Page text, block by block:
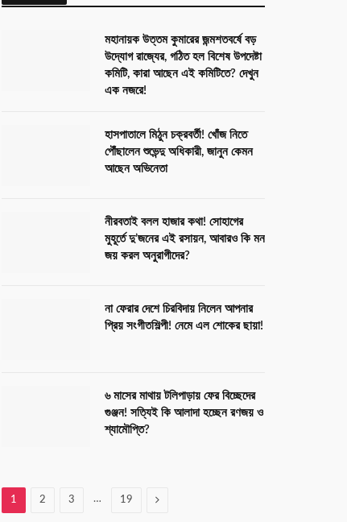
মহানায়ক উত্তম কুমারের জন্মশতবর্ষে বড়
উদ্যোগ রাজ্যের, গঠিত হল বিশেষ উপদেষ্টা
কমিটি, কারা আছেন এই কমিটিতে? দেখুন
এক নজরে!
হাসপাতালে মিঠুন চক্রবর্তী! খোঁজ নিতে
পৌঁছালেন শুভেন্দু অধিকারী, জানুন কেমন
আছেন অভিনেতা
নীরবতাই বলল হাজার কথা! সোহাগের
মুহূর্তে দু’জনের এই রসায়ন, আবারও কি মন
জয় করল অনুরাগীদের?
না ফেরার দেশে চিরবিদায় নিলেন আপনার
প্রিয় সংগীতশিল্পী! নেমে এল শোকের ছায়া!
৬ মাসের মাথায় টলিপাড়ায় ফের বিচ্ছেদের
গুঞ্জন! সত্যিই কি আলাদা হচ্ছেন রণজয় ও
শ্যামৌপ্তি?
1 2 3 … 19 Next